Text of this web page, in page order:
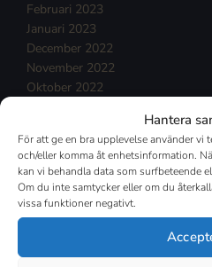
Hantera
För att ge en bra upplevelse använder vi
och/eller komma åt enhetsinformation.
kan vi behandla data som surfbeteende
Om du inte samtycker eller om du
vissa funktioner negativt.
Februari 2023
Januari 2023
December 2022
November 2022
Oktober 2022
Juli 2022
Juni 2022
Maj 2022
April 2022